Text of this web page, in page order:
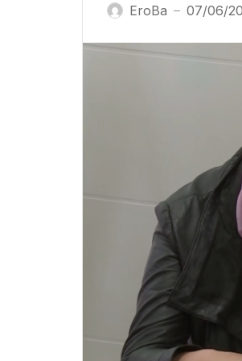
EroBa — 07/06/